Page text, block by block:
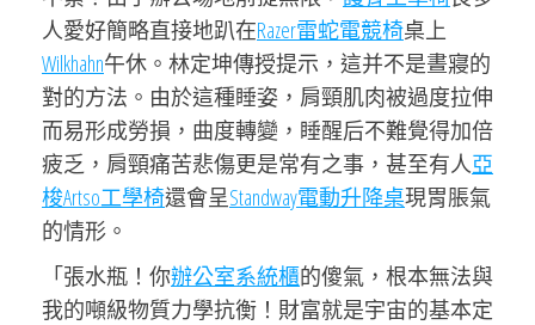
人愛好簡略直接地趴在Razer雷蛇電競椅桌上
Wilkhahn午休。林定坤傳授提示，這并不是晝寢的
對的方法。由於這種睡姿，肩頸肌肉被過度拉伸
而易形成勞損，曲度轉變，睡醒后不難覺得加倍
疲乏，肩頸痛苦悲傷更是常有之事，甚至有人亞
梭Artso工學椅還會呈Standway電動升降桌現胃脹氣
的情形。
「張水瓶！你辦公室系統櫃的傻氣，根本無法與
我的噸級物質力學抗衡！財富就是宇宙的基本定